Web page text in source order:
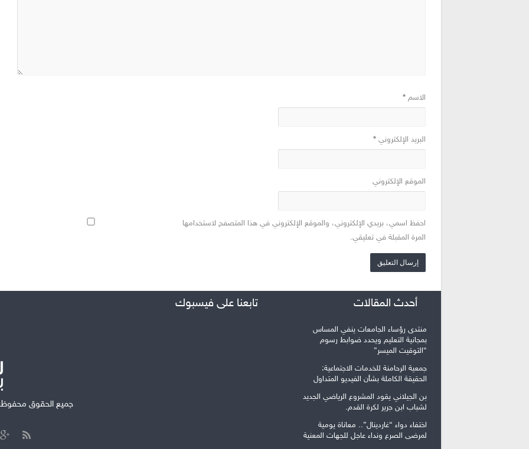
الاسم*
البريد الإلكتروني*
الموقع الإلكتروني
احفظ اسمي، بريدي الإلكتروني، والموقع الإلكتروني في هذا المتصفح لاستخدامها
المرة المقبلة في تعليقي.
أحدث المقالات
منتدى رؤساء الجامعات ينفي المساس
بمجانية التعليم ويحدد ضوابط رسوم
“التوقيت الميسر”
جمعية الرحامنة للخدمات الاجتماعية:
الحقيقة الكاملة بشأن الفيديو المتداول
بن الجيلاني يقود المشروع الرياضي الجديد
لشباب ابن جرير لكرة القدم.
اختفاء دواء “غاردينال”.. معاناة يومية
لمرضى الصرع ونداء عاجل للجهات المعنية
تابعنا على فيسبوك
جميع الحقوق محفوظة